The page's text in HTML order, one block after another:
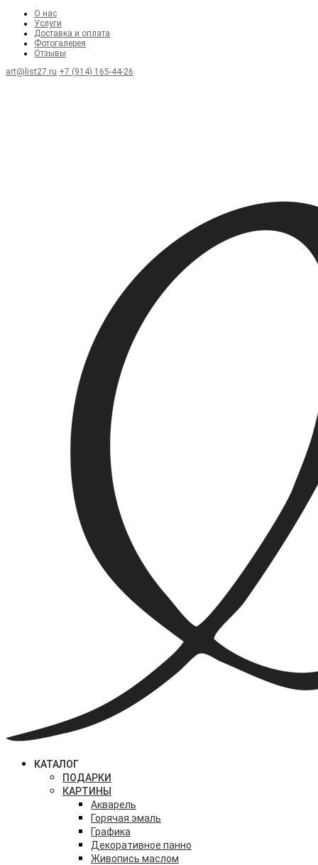
О нас
Услуги
Доставка и оплата
Фотогалерея
Отзывы
art@list27.ru +7 (914) 165-44-26
КАТАЛОГ
ПОДАРКИ
КАРТИНЫ
Акварель
Горячая эмаль
Графика
Декоративное панно
Живопись маслом